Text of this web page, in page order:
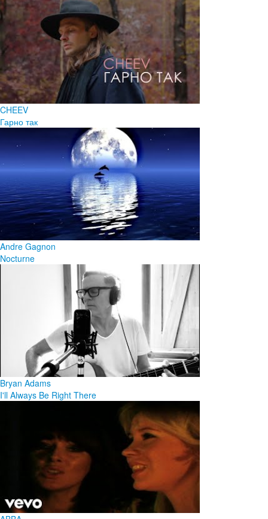
CHEEV
Гарно так
Andre Gagnon
Nocturne
Bryan Adams
I'll Always Be Right There